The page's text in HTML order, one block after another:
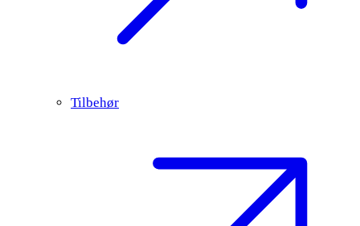
Tilbehør